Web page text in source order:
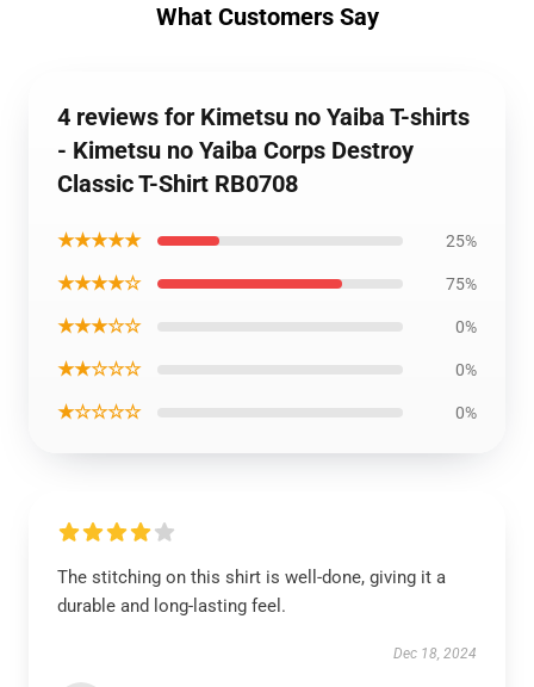
What Customers Say
4 reviews for Kimetsu no Yaiba T-shirts
- Kimetsu no Yaiba Corps Destroy
Classic T-Shirt RB0708
★★★★★ 25%
★★★★☆ 75%
★★★☆☆ 0%
★★☆☆☆ 0%
★☆☆☆☆ 0%
The stitching on this shirt is well-done, giving it a
durable and long-lasting feel.
Dec 18, 2024